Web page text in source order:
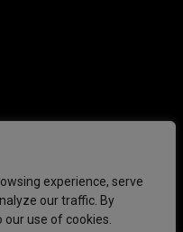
experience, serve
our traffic. By
use of cookies.